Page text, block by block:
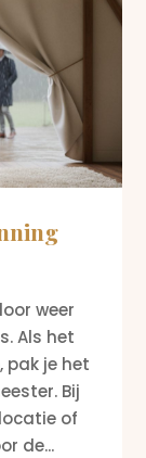
weer
Als het
pak je het
Bij
of
de...